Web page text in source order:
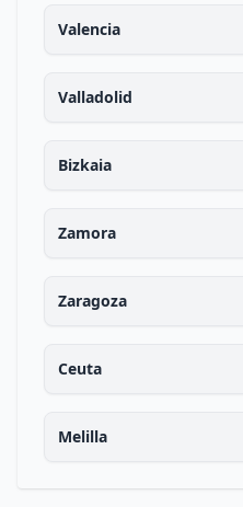
Valencia
Valladolid
Bizkaia
Zamora
Zaragoza
Ceuta
Melilla